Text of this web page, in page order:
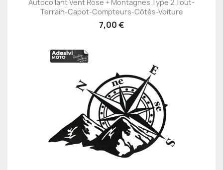
Autocollant Vent Rose + Montagnes Type 2 Tout-
Terrain-Capot-Compteurs-Côtés-Voiture
7,00 €